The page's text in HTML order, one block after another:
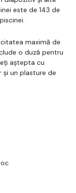
este de 143 de
maximă de
o duză pentru
aștepta cu
un plasture de